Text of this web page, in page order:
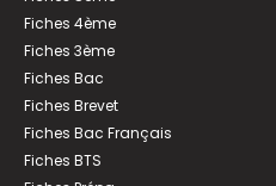
Fiches 4ème
Fiches 3ème
Fiches Bac
Fiches Brevet
Fiches Bac Français
Fiches BTS